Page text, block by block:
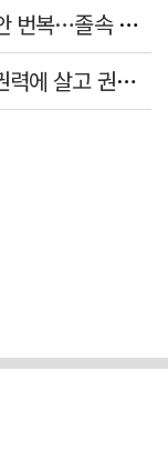
국힘 "李대통령, 국민 반발하자 세제안 번복…졸속 국정 즉각 중단"
홍준표, 한동훈 맹폭…"조선제일껌, 권력에 살고 권력에 죽었다"